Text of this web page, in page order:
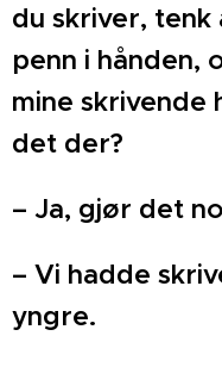
du skriver, tenk
penn i hånden,
mine skrivende
det der?
– Ja, gjør det
– Vi hadde
yngre.